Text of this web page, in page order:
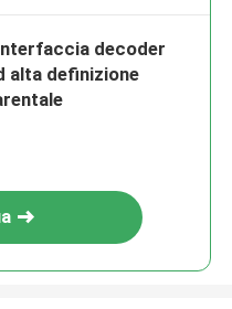
decoder
alta definizione